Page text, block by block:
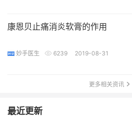
康恩贝止痛消炎软膏的作用
妙手医生 6239 2019-08-31
更多相关资讯
最近更新